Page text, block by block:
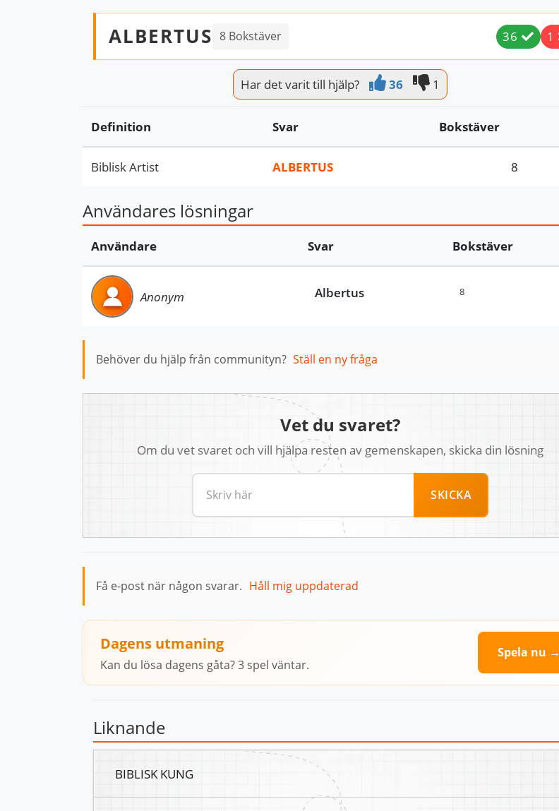
ALBERTUS 8 Bokstäver 36 1
Har det varit till hjälp? 36 1
Definition Svar Bokstäver
Biblisk Artist ALBERTUS 8
Användares lösningar
Användare Svar Bokstäver
Anonym Albertus 8
Behöver du hjälp från communityn? Ställ en ny fråga
Vet du svaret?
Om du vet svaret och vill hjälpa resten av gemenskapen, skicka din lösning
SKICKA
Få e-post när någon svarar. Håll mig uppdaterad
Dagens utmaning
Kan du lösa dagens gåta? 3 spel väntar.
Spela nu →
Liknande
BIBLISK KUNG